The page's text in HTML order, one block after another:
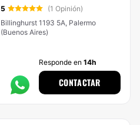
5
(1 Opinión)
Billinghurst 1193 5A, Palermo
(Buenos Aires)
Responde en 14h
CONTACTAR